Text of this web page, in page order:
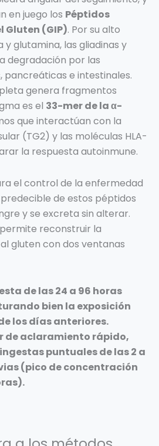
en juego los Péptidos
Gluten (GIP). Por su alto
glutamina, las gliadinas y
degradación por las
pancreáticas e intestinales.
genera fragmentos
es el 33-mer de la α-
que interactúan con la
(TG2) y las moléculas HLA-
la respuesta autoinmune.
el control de la enfermedad
de estos péptidos
y se excreta sin alterar.
reconstruir la
gluten con dos ventanas
de las 24 a 96 horas
bien la exposición
los días anteriores.
de aclaramiento rápido,
puntuales de las 2 a
(pico de concentración